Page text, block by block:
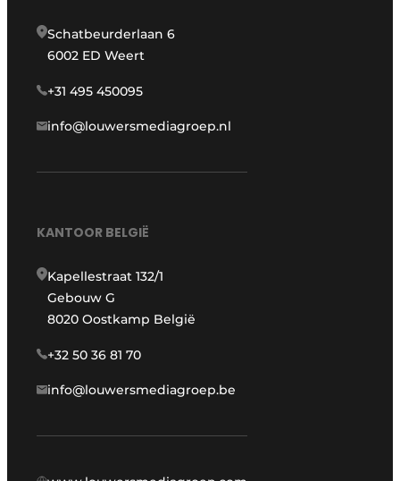
Schatbeurderlaan 6
6002 ED Weert
+31 495 450095
info@louwersmediagroep.nl
KANTOOR BELGIË
Kapellestraat 132/1
Gebouw G
8020 Oostkamp België
+32 50 36 81 70
info@louwersmediagroep.be